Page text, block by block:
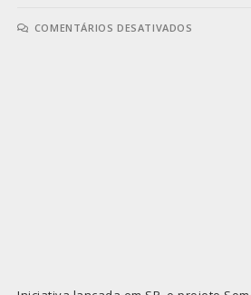
COMENTÁRIOS DESATIVADOS